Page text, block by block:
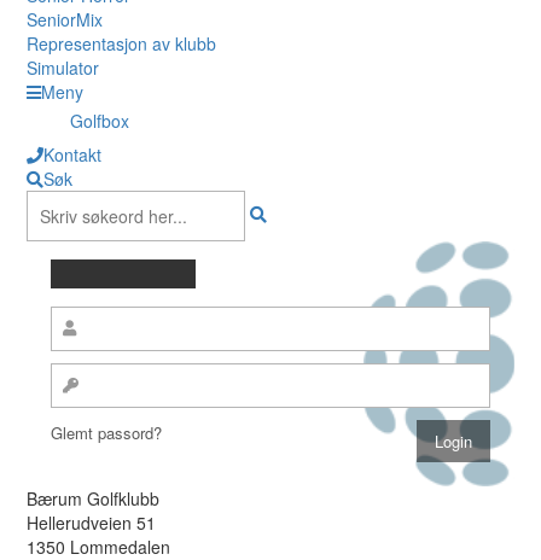
SeniorMix
Representasjon av klubb
Simulator
Meny
Golfbox
Kontakt
Søk
Glemt passord?
Bærum Golfklubb
Hellerudveien 51
1350 Lommedalen